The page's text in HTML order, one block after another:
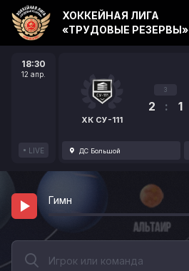
18:30
12 апр.
LIVE
ХК СУ-111
3
2 : 1
ДС Большой
ХОККЕЙНАЯ ЛИГА
«ТРУДОВЫЕ РЕЗЕРВЫ»
Гимн